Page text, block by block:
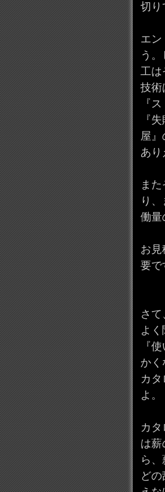
切り
エン
う
工は
技術
『
『
屋』
あり
ま
り
働量
お見
要で
さ
よく
『
か
カ
よ。
カ
は薪
ら
ど